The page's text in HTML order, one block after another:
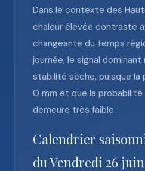
Dans le contexte des
chaleur élevée contraste
changeante du temps
journée, le signal
stabilité sèche, puisque la
0 mm et que la probabilité
demeure très faible.
Calendrier
du Vendredi 26